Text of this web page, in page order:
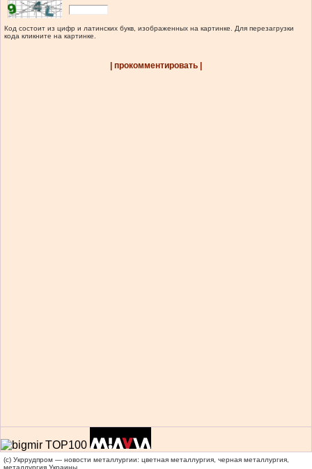
Код состоит из цифр и латинских букв, изображенных на картинке. Для перезагрузки
кода кликните на картинке.
| прокомментировать |
(c) Укррудпром — новости металлургии: цветная металлургия, черная металлургия,